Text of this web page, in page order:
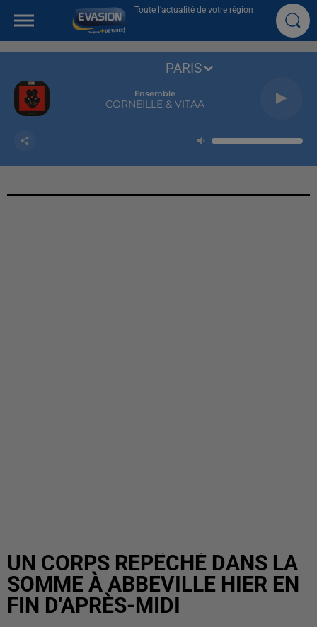
Toute l'actualité de votre région
Ensemble
CORNEILLE & VITAA
PARIS
UN CORPS REPÊCHÉ DANS LA
SOMME À ABBEVILLE HIER EN
FIN D'APRÈS-MIDI